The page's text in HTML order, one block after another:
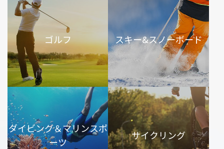
ゴルフ スキー&スノーボード
ダイビング＆マリンスポ
ーツ
サイクリング